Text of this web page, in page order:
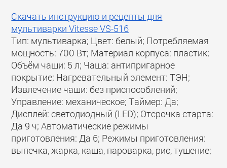
Скачать инструкцию и рецепты для
мультиварки Vitesse VS-516
Тип: мультиварка; Цвет: белый; Потребляемая
мощность: 700 Вт; Материал корпуса: пластик;
Объём чаши: 5 л; Чаша: антипригарное
покрытие; Нагревательный элемент: ТЭН;
Извлечение чаши: без приспособлений;
Управление: механическое; Таймер: Да;
Дисплей: светодиодный (LED); Отсрочка старта:
Да 9 ч; Автоматические режимы
приготовления: Да 6; Режимы приготовления:
выпечка, жарка, каша, пароварка, рис, тушение;